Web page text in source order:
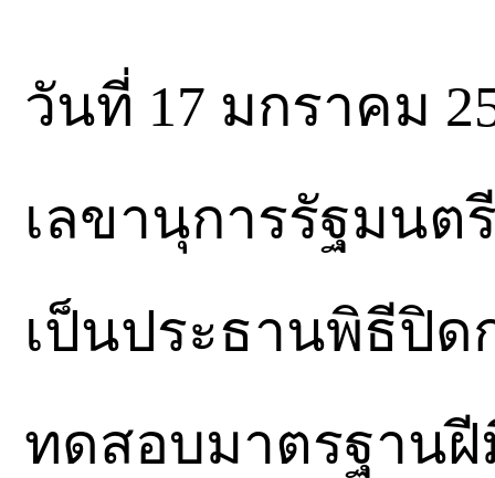
วันที่ 17 มกราคม
เลขานุการรัฐมนต
เป็นประธานพิธีปิด
ทดสอบมาตรฐาน